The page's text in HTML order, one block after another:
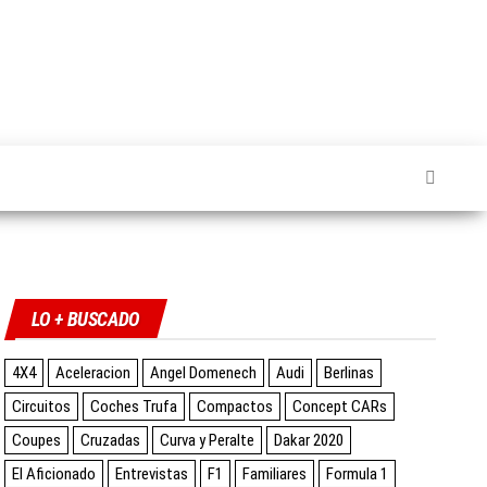
LO + BUSCADO
4X4 Aceleracion Angel Domenech Audi
Berlinas
Circuitos
Coches Trufa Compactos
Concept CARs
Coupes
Cruzadas Curva y Peralte
Dakar 2020
El Aficionado
Entrevistas F1 Familiares
Formula 1